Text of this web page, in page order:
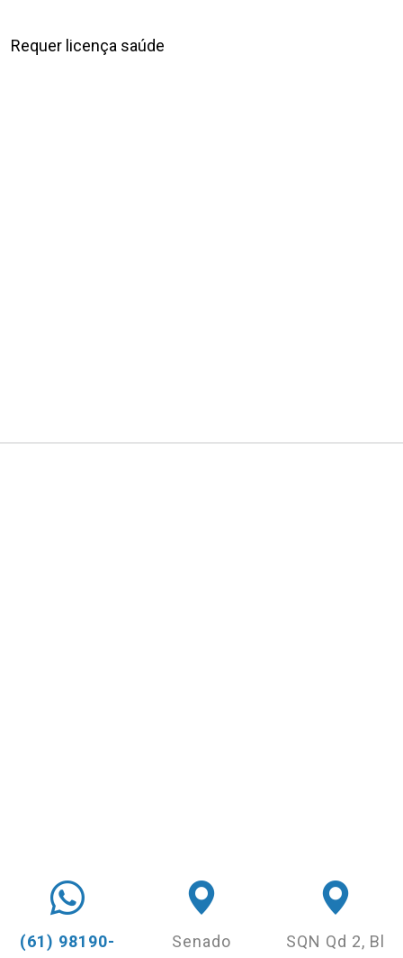
Requer licença saúde
(61) 98190-
Senado
SQN Qd 2, Bl